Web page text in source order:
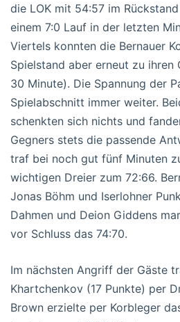
die LOK mit 54:57 im
einem 7:0 Lauf in der letzten
Viertels konnten die Bernauer
Spielstand aber erneut zu ihren
30 Minute). Die Spannung der
Spielabschnitt immer weiter.
schenkten sich nichts und
Gegners stets die passende
traf bei noch gut fünf Minuten
wichtigen Dreier zum 72:66.
Jonas Böhm und Iserlohner
Dahmen und Deion Giddens
vor Schluss das 74:70.
Im nächsten Angriff der Gäste
Khartchenkov (17 Punkte) per
Brown erzielte per Korbleger